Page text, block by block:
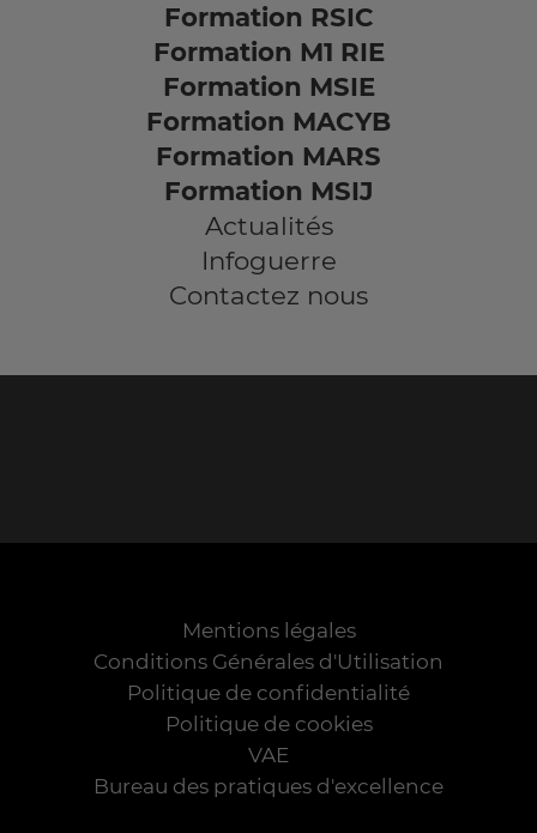
Formation RSIC
Formation M1 RIE
Formation MSIE
Formation MACYB
Formation MARS
Formation MSIJ
Actualités
Infoguerre
Contactez nous
Mentions légales
Conditions Générales d'Utilisation
Politique de confidentialité
Politique de cookies
VAE
Bureau des pratiques d'excellence